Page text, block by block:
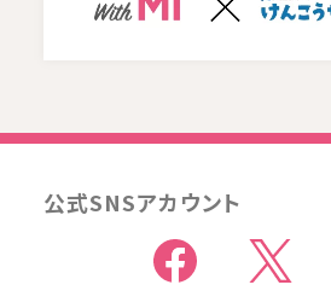
公式SNSアカウント